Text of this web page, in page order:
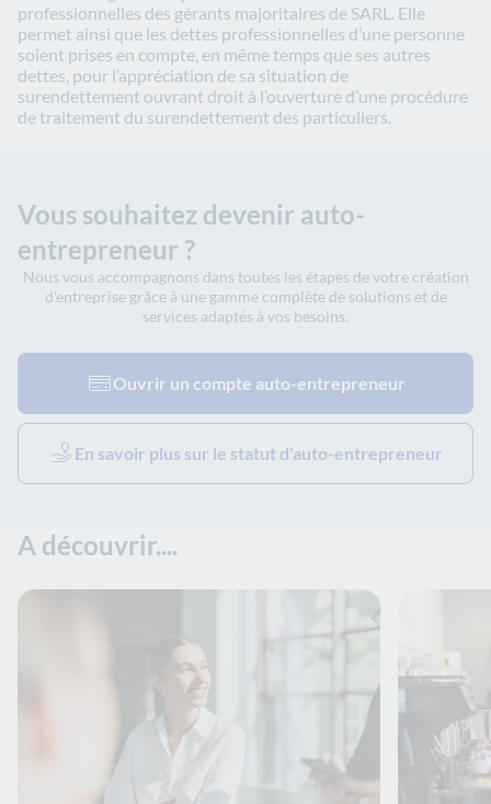
professionnelles des gérants majoritaires de SARL. Elle
permet ainsi que les dettes professionnelles d’une personne
soient prises en compte, en même temps que ses autres
dettes, pour l’appréciation de sa situation de
surendettement ouvrant droit à l’ouverture d’une procédure
de traitement du surendettement des particuliers.
Vous souhaitez devenir auto-
entrepreneur ?
Nous vous accompagnons dans toutes les étapes de votre création
d'entreprise grâce à une gamme complète de solutions et de
services adaptés à vos besoins.
Ouvrir un compte auto-entrepreneur
En savoir plus sur le statut d'auto-entrepreneur
A découvrir....